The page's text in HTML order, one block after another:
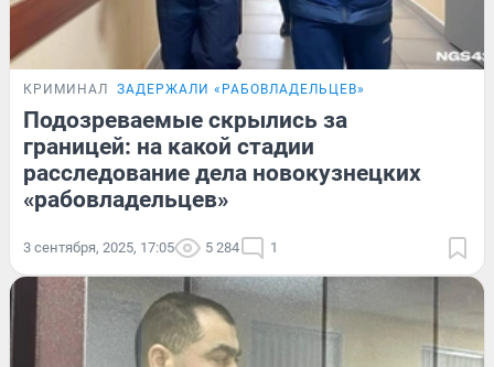
КРИМИНАЛ ЗАДЕРЖАЛИ «РАБОВЛАДЕЛЬЦЕВ»
Подозреваемые скрылись за
границей: на какой стадии
расследование дела новокузнецких
«рабовладельцев»
3 сентября, 2025, 17:05 5 284 1